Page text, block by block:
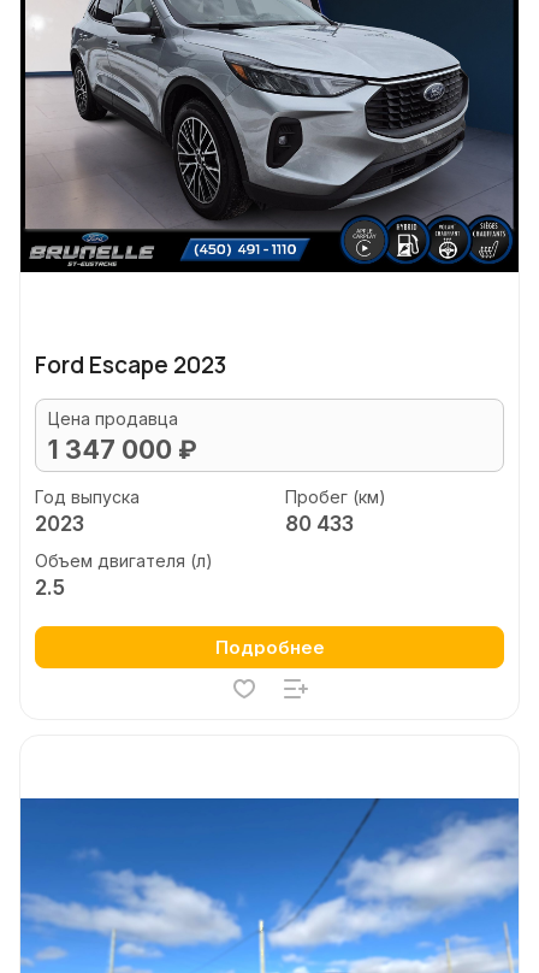
Ford Escape 2023
Цена продавца
1 347 000 ₽
Год выпуска
2023
Пробег (км)
80 433
Объем двигателя (л)
2.5
Подробнее